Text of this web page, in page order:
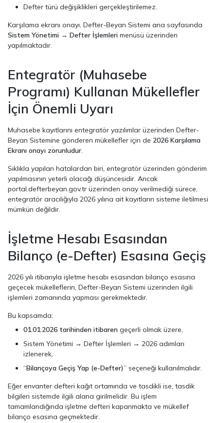
Defter türü değişiklikleri gerçekleştirilemez.
Karşılama ekranı onayı, Defter-Beyan Sistemi ana sayfasında
Sistem Yönetimi → Defter İşlemleri menüsü üzerinden
yapılmaktadır.
Entegratör (Muhasebe
Programı) Kullanan Mükellefler
İçin Önemli Uyarı
Muhasebe kayıtlarını entegratör yazılımlar üzerinden Defter-
Beyan Sistemine gönderen mükellefler için de 2026 Karşılama
Ekranı onayı zorunludur.
Sıklıkla yapılan hatalardan biri, entegratör üzerinden gönderim
yapılmasının yeterli olacağı düşüncesidir. Ancak
portal.defterbeyan.gov.tr üzerinden onay verilmediği sürece,
entegratör aracılığıyla 2026 yılına ait kayıtların sisteme iletilmesi
mümkün değildir.
İşletme Hesabı Esasından
Bilanço (e-Defter) Esasına Geçiş
2026 yılı itibarıyla işletme hesabı esasından bilanço esasına
geçecek mükelleflerin, Defter-Beyan Sistemi üzerinden ilgili
işlemleri zamanında yapması gerekmektedir.
Bu kapsamda:
01.01.2026 tarihinden itibaren geçerli olmak üzere,
Sistem Yönetimi → Defter İşlemleri → 2026 adımları
izlenerek,
“Bilançoya Geçiş Yap (e-Defter)” seçeneği kullanılmalıdır.
Eğer envanter defteri kağıt ortamında ve tasdikli ise, tasdik
bilgileri sistemde ilgili alana girilmelidir. Bu işlem
tamamlandığında işletme defteri kapanmakta ve mükellef
bilanço esasına geçmektedir.